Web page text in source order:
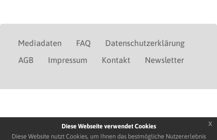
Mediadaten FAQ
Datenschutzerklärung
AGB
Impressum Kontakt Newsletter
Diese Webseite verwendet Cookies
Diese Website nutzt Cookies, um Ihnen das bestmögliche Nutzererlebnis
x